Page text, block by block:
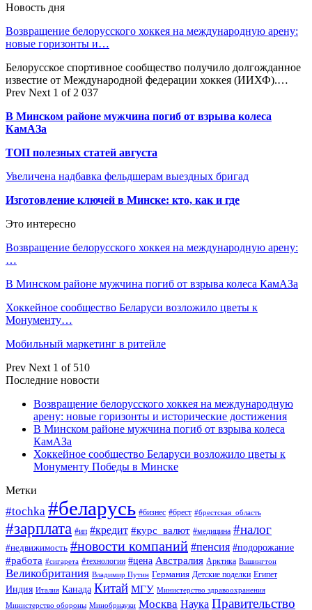
Новость дня
Возвращение белорусского хоккея на международную арену:
новые горизонты и…
Белорусское спортивное сообщество получило долгожданное
известие от Международной федерации хоккея (ИИХФ).…
Prev Next 1 of 2 037
В Минском районе мужчина погиб от взрыва колеса
КамАЗа
ТОП полезных статей августа
Увеличена надбавка фельдшерам выездных бригад
Изготовление ключей в Минске: кто, как и где
Это интересно
Возвращение белорусского хоккея на международную арену:
…
В Минском районе мужчина погиб от взрыва колеса КамАЗа
Хоккейное сообщество Беларуси возложило цветы к
Монументу…
Мобильный маркетинг в ритейле
Prev Next 1 of 510
Последние новости
Возвращение белорусского хоккея на международную
арену: новые горизонты и исторические достижения
В Минском районе мужчина погиб от взрыва колеса
КамАЗа
Хоккейное сообщество Беларуси возложило цветы к
Монументу Победы в Минске
Метки
#tochka #беларусь #бизнес #брест #брестская_область
#зарплата #ип #кредит #курс_валют #медицина #налог
#недвижимость #новости компаний #пенсия #подорожание
#работа #сигарета #технологии #цена Австралия Арктика Вашингтон
Великобритания Владимир Путин Германия Детские поделки Египет
Индия Италия Канада Китай МГУ Министерство здравоохранения
Министерство обороны Минобрнауки Москва Наука Правительство